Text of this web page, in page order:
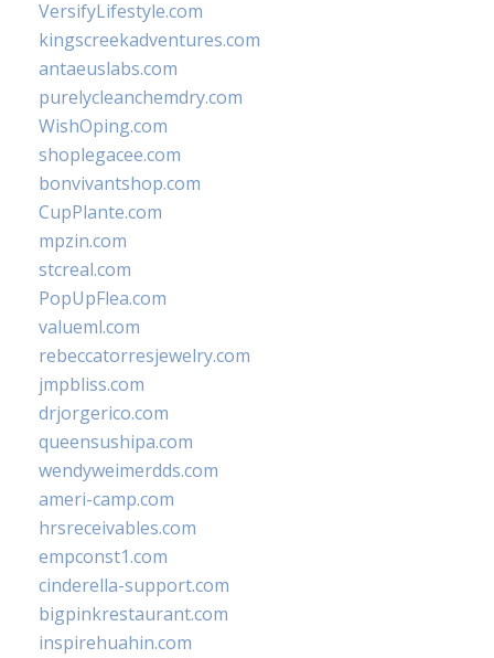
VersifyLifestyle.com
kingscreekadventures.com
antaeuslabs.com
purelycleanchemdry.com
WishOping.com
shoplegacee.com
bonvivantshop.com
CupPlante.com
mpzin.com
stcreal.com
PopUpFlea.com
valueml.com
rebeccatorresjewelry.com
jmpbliss.com
drjorgerico.com
queensushipa.com
wendyweimerdds.com
ameri-camp.com
hrsreceivables.com
empconst1.com
cinderella-support.com
bigpinkrestaurant.com
inspirehuahin.com